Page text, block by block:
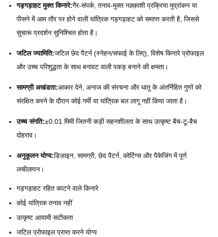
गड़गड़ाहट मुक्त किनारे:गैर-संपर्क, तनाव-मुक्त नक़्क़ाशी प्रक्रिया मुद्रांकन या
पीसने में आम तौर पर होने वाली यांत्रिक गड़गड़ाहट को समाप्त करती है, जिससे
सुचारू प्रदर्शन सुनिश्चित होता है।
जटिल ज्यामिति:जटिल छेद पैटर्न (स्नेहन/सफाई के लिए), विशेष किनारे प्रोफाइल
और उच्च परिशुद्धता के साथ बनावट वाली पकड़ बनाने की क्षमता।
सामग्री अखंडता:आकार देने, अनाज की संरचना और धातु के अंतर्निहित गुणों को
संरक्षित करने के दौरान कोई गर्मी या यांत्रिक बल लागू नहीं किया जाता है।
उच्च संगति:±0.01 मिमी जितनी कड़ी सहनशीलता के साथ उत्कृष्ट बैच-टू-बैच
दोहराव।
अनुकूलन योग्य:डिज़ाइन, सामग्री, छेद पैटर्न, कोटिंग्स और पैकेजिंग में पूर्ण
लचीलापन।
गड़गड़ाहट रहित काटने वाले किनारे
कोई यांत्रिक तनाव नहीं
उत्कृष्ट आयामी सटीकता
जटिल प्रोफाइल प्राप्त करने योग्य